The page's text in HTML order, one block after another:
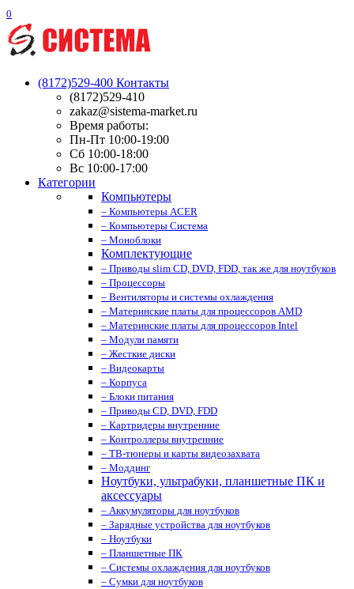
0
(8172)529-400 Контакты
(8172)529-410
zakaz@sistema-market.ru
Время работы:
Пн-Пт 10:00-19:00
Сб 10:00-18:00
Вс 10:00-17:00
Категории
Компьютеры
– Компьютеры ACER
– Компьютеры Система
– Моноблоки
Комплектующие
– Приводы slim CD, DVD, FDD, так же для ноутбуков
– Процессоры
– Вентиляторы и системы охлаждения
– Материнские платы для процессоров AMD
– Материнские платы для процессоров Intel
– Модули памяти
– Жесткие диски
– Видеокарты
– Корпуса
– Блоки питания
– Приводы CD, DVD, FDD
– Картридеры внутренние
– Контроллеры внутренние
– ТВ-тюнеры и карты видеозахвата
– Моддинг
Ноутбуки, ультрабуки, планшетные ПК и
аксессуары
– Аккумуляторы для ноутбуков
– Зарядные устройства для ноутбуков
– Ноутбуки
– Планшетные ПК
– Системы охлаждения для ноутбуков
– Сумки для ноутбуков